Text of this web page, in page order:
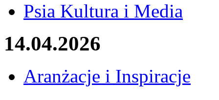
Psia Kultura i Media
14.04.2026
Aranżacje i Inspiracje